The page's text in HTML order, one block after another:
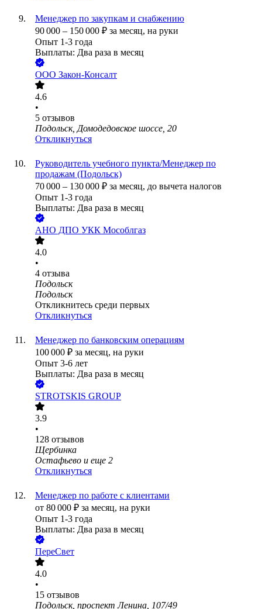
Менеджер по закупкам и снабжению
90 000 – 150 000 ₽ за месяц, на руки
Опыт 1-3 года
Выплаты: Два раза в месяц
ООО Закон-Консалт
4.6
•
5 отзывов
Подольск, Домодедовское шоссе, 20
Откликнуться
Руководитель учебного пункта/Менеджер по
продажам (Подольск)
70 000 – 130 000 ₽ за месяц, до вычета налогов
Опыт 1-3 года
Выплаты: Два раза в месяц
АНО ДПО УКК Мособлгаз
4.0
•
4 отзыва
Подольск
Подольск
Откликнитесь среди первых
Откликнуться
Менеджер по банковским операциям
100 000 ₽ за месяц, на руки
Опыт 3-6 лет
Выплаты: Два раза в месяц
STROTSKIS GROUP
3.9
•
128 отзывов
Щербинка
Остафьево и еще 2
Откликнуться
Менеджер по работе с клиентами
от 80 000 ₽ за месяц, на руки
Опыт 1-3 года
Выплаты: Два раза в месяц
ПереСвет
4.0
•
15 отзывов
Подольск, проспект Ленина, 107/49